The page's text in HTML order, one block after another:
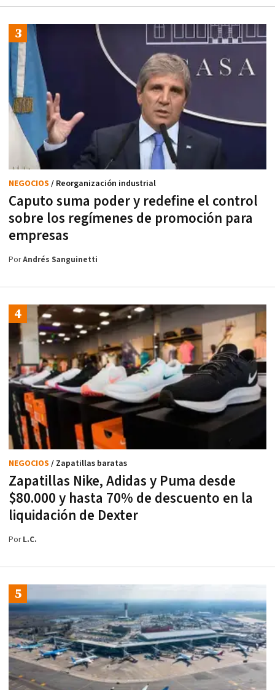
Caputo suma poder y redefine el control
sobre los regímenes de promoción para
empresas
NEGOCIOS / Reorganización industrial
PorAndrés Sanguinetti
Zapatillas Nike, Adidas y Puma desde
$80.000 y hasta 70% de descuento en la
liquidación de Dexter
NEGOCIOS / Zapatillas baratas
PorL.C.